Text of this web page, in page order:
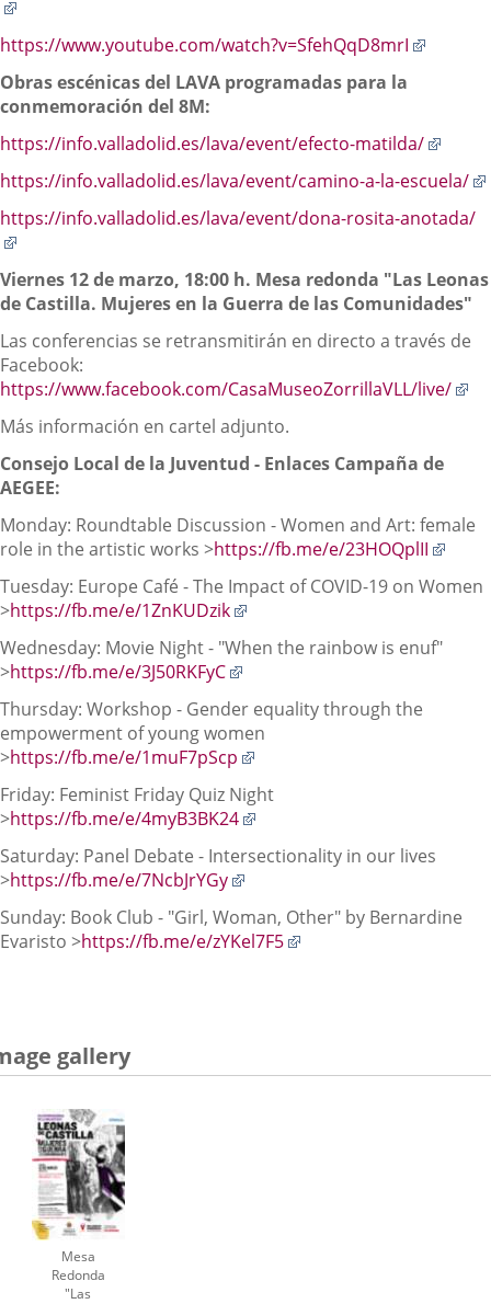
una
aplicación
externa.
https://www.youtube.com/watch?v=SfehQqD8mrI
Obras escénicas del LAVA programadas para la
conmemoración del 8M:
https://info.valladolid.es/lava/event/efecto-matilda/
una
https://info.valladolid.es/lava/event/camino-a-la-escuela/
https://info.valladolid.es/lava/event/dona-rosita-anotada/
una
aplicación
externa.
Viernes 12 de marzo, 18:00 h. Mesa redonda "Las Leonas
de Castilla. Mujeres en la Guerra de las Comunidades"
Las conferencias se retransmitirán en directo a través de
Facebook:
https://www.facebook.com/CasaMuseoZorrillaVLL/live/
Más información en cartel adjunto.
Consejo Local de la Juventud - Enlaces Campaña de
AEGEE:
Monday: Roundtable Discussion - Women and Art: female
role in the artistic works >https://fb.me/e/23HOQplII
una
Tuesday: Europe Café - The Impact of COVID-19 on Women
>https://fb.me/e/1ZnKUDzik
una
externa.
Wednesday: Movie Night - "When the rainbow is enuf"
>https://fb.me/e/3J50RKFyC
una
aplicación
externa.
Thursday: Workshop - Gender equality through the
empowerment of young women
>https://fb.me/e/1muF7pScp
una
aplicación
externa.
Friday: Feminist Friday Quiz Night
>https://fb.me/e/4myB3BK24
una
externa.
Saturday: Panel Debate - Intersectionality in our lives
>https://fb.me/e/7NcbJrYGy
una
aplicación
Sunday: Book Club - "Girl, Woman, Other" by Bernardine
Evaristo >https://fb.me/e/zYKel7F5
gallery
Mesa
Redonda
"Las